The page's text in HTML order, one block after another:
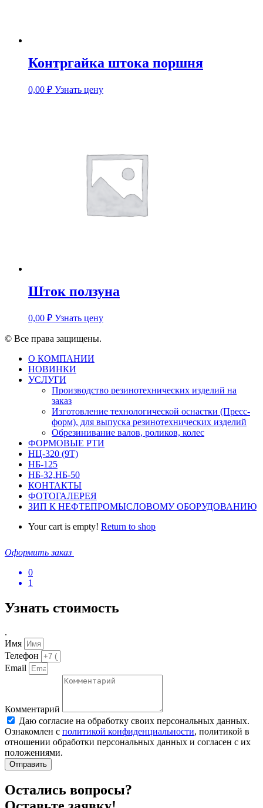
Контргайка штока поршня
0,00 ₽ Узнать цену
Шток ползуна
0,00 ₽ Узнать цену
© Все права защищены.
О КОМПАНИИ
НОВИНКИ
УСЛУГИ
Производство резинотехнических изделий на
заказ
Изготовление технологической оснастки (Пресс-
форм), для выпуска резинотехнических изделий
Обрезинивание валов, роликов, колес
ФОРМОВЫЕ РТИ
НЦ-320 (9Т)
НБ-125
НБ-32,НБ-50
КОНТАКТЫ
ФОТОГАЛЕРЕЯ
ЗИП К НЕФТЕПРОМЫСЛОВОМУ ОБОРУДОВАНИЮ
Your cart is empty! Return to shop
Оформить заказ
0
1
Узнать стоимость
.
Имя
Телефон
Email
Комментарий
Даю согласие на обработку своих персональных данных.
Ознакомлен с политикой конфиденциальности, политикой в
отношении обработки персональных данных и согласен с их
положениями.
Отправить
Остались вопросы?